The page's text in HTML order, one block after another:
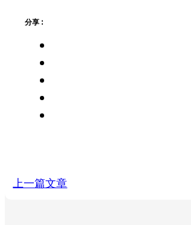
分享 :
上一篇文章